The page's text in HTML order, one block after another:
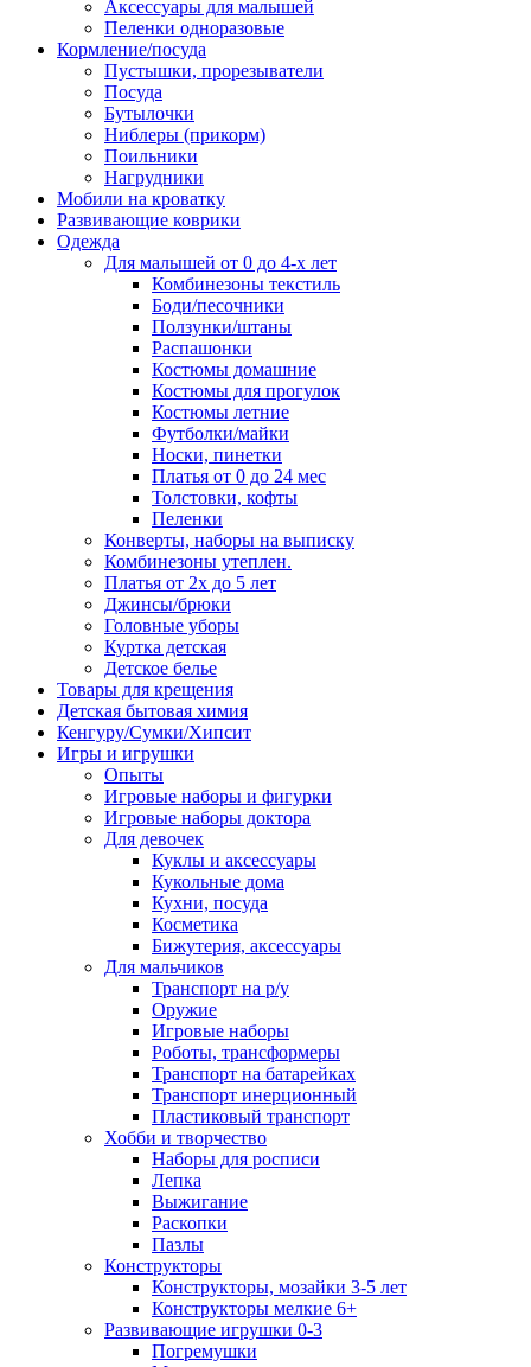
Аксессуары для малышей
Пеленки одноразовые
Кормление/посуда
Пустышки, прорезыватели
Посуда
Бутылочки
Ниблеры (прикорм)
Поильники
Нагрудники
Мобили на кроватку
Развивающие коврики
Одежда
Для малышей от 0 до 4-х лет
Комбинезоны текстиль
Боди/песочники
Ползунки/штаны
Распашонки
Костюмы домашние
Костюмы для прогулок
Костюмы летние
Футболки/майки
Носки, пинетки
Платья от 0 до 24 мес
Толстовки, кофты
Пеленки
Конверты, наборы на выписку
Комбинезоны утеплен.
Платья от 2х до 5 лет
Джинсы/брюки
Головные уборы
Куртка детская
Детское белье
Товары для крещения
Детская бытовая химия
Кенгуру/Сумки/Хипсит
Игры и игрушки
Опыты
Игровые наборы и фигурки
Игровые наборы доктора
Для девочек
Куклы и аксессуары
Кукольные дома
Кухни, посуда
Косметика
Бижутерия, аксессуары
Для мальчиков
Транспорт на р/у
Оружие
Игровые наборы
Роботы, трансформеры
Транспорт на батарейках
Транспорт инерционный
Пластиковый транспорт
Хобби и творчество
Наборы для росписи
Лепка
Выжигание
Раскопки
Пазлы
Конструкторы
Конструкторы, мозайки 3-5 лет
Конструкторы мелкие 6+
Развивающие игрушки 0-3
Погремушки